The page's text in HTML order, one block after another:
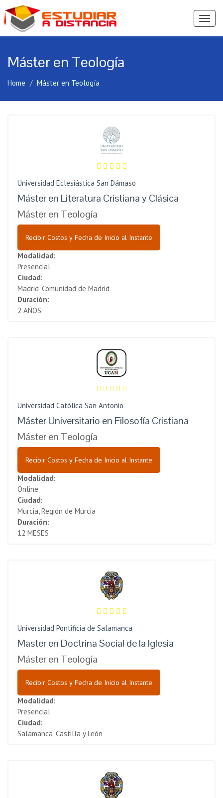
Ver
Máster en Teología
Home Máster en Teología
Universidad Eclesiástica San Dámaso
Máster en Literatura Cristiana y Clásica
Máster en Teología
Recibir Costos y Fecha de Inicio al Instante
Modalidad:
Presencial
Ciudad:
Madrid, Comunidad de Madrid
Duración:
2 AÑOS
Universidad Católica San Antonio
Máster Universitario en Filosofía Cristiana
Máster en Teología
Recibir Costos y Fecha de Inicio al Instante
Modalidad:
Online
Ciudad:
Murcia, Región de Murcia
Duración:
12 MESES
Universidad Pontificia de Salamanca
Master en Doctrina Social de la Iglesia
Máster en Teología
Recibir Costos y Fecha de Inicio al Instante
Modalidad:
Presencial
Ciudad:
Salamanca, Castilla y León